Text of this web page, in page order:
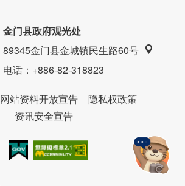
金门县政府观光处
89345金门县金城镇民生路60号
电话：+886-82-318823
网站资料开放宣告
隐私权政策
资讯安全宣告